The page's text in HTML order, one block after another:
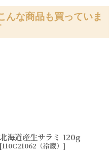
んな商品も買っていま
北海道産生サラミ 120g
[110C21062（冷蔵） ]